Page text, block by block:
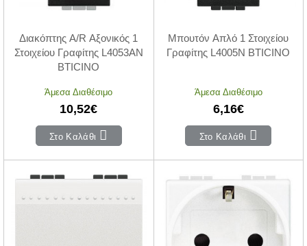
Διακόπτης A/R Αξονικός 1
Στοιχείου Γραφίτης L4053AN
BTICINO
Άμεσα Διαθέσιμο
10,52€
Στο Καλάθι
Μπουτόν Απλό 1 Στοιχείου
Γραφίτης L4005N BTICINO
Άμεσα Διαθέσιμο
6,16€
Στο Καλάθι